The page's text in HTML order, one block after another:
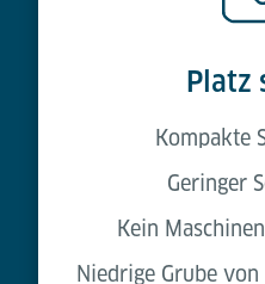
Platz
Kompakte
Geringer
Kein
Niedrige Grube